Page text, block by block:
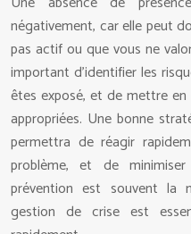
négativement, car elle peut
pas actif ou que vous ne
important d’identifier les
êtes exposé, et de mettre
appropriées. Une bonne
permettra de réagir
problème, et de
prévention est souvent la
gestion de crise est